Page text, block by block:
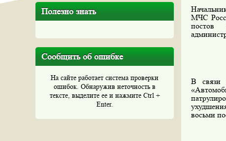
Полезно знать
Сообщить об ошибке
На сайте работает система проверки
ошибок. Обнаружив неточность в
тексте, выделите ее и нажмите Ctrl +
Enter.
МЧС
постов
В связи
восьми